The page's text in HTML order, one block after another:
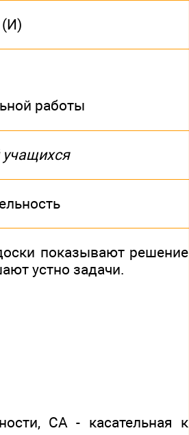
(И)
работы
учащихся
показывают решение
устно задачи.
СА - касательная к